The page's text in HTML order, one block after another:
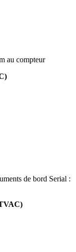
au compteur
de bord Serial :